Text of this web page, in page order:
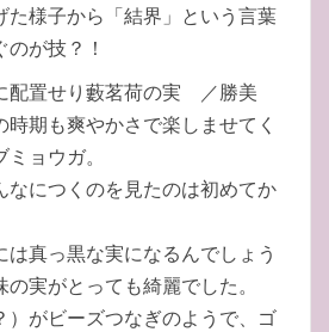
た様子から「結界」という言葉
のが技？！
配置せり藪茗荷の実 ／勝美
時期も爽やかさで楽しませてく
ョウガ。
なにつくのを見たのは初めてか
は真っ黒な実になるんでしょう
の実がとっても綺麗でした。
）がビーズつなぎのようで、ゴ